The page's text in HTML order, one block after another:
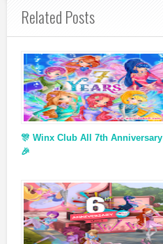
Related Posts
🎊 Winx Club All 7th Anniversary
🎉